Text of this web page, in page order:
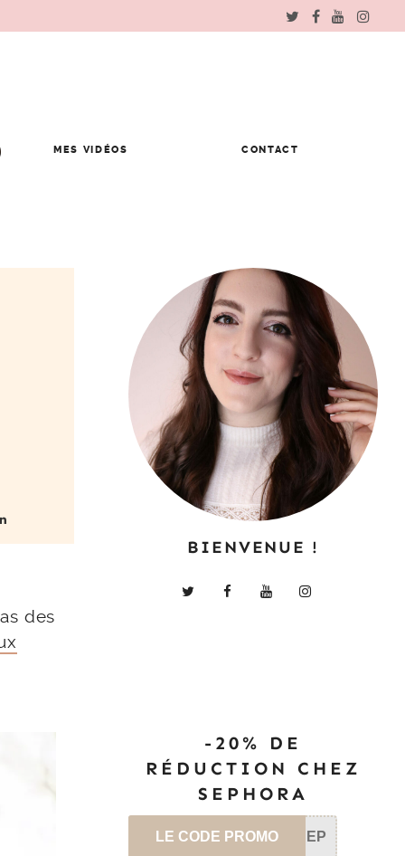
MES VIDÉOS CONTACT
des
BIENVENUE !
-20% DE
RÉDUCTION CHEZ
SEPHORA
LE CODE PROMO SEP